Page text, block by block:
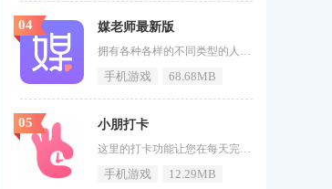
媒老师最新版
拥有各种各样的不同类型的人群都汇集在一起，多样化的软件功能，独特的视频聊天互动进行相亲，还有着专属的红娘全程陪同，让你不会因为找不到话题和把话题聊死而出现尴尬处境。《媒老师最新版》中每个用户都是实名认证，不存在照骗的现象出现，让你更清楚的认识你的另一半。媒老师最新版特色交友认识的让你的感情生活更加美好。线上可以分享自己的实时动态，体验生活，享受乐趣；线上进行互动，可以认识来自不同地区的用户，相亲更有效；视频直播进行相亲，聊天更加的真实，聊天更有乐趣；媒老师最新版亮
手机游戏 68.68MB
04
小朋打卡
这里的打卡功能让您在每天完成任务的过程中养成良好的生活习惯，这样您就可以彻底的摆脱以前懒散的生活方式了。《小朋打卡》为大家的生活提供管理制约服务的手机软件之中，让自己的每一天都可以过的充实。小朋打卡介绍小朋打卡app官方版，这个软件可以有效的帮助大家养成更多好习惯，这里为大家提供的是各种各样的任务，用户们需要完成任务，就要在线上打卡，用户们只要是打卡通过经获得很多的奖励。有了这个软件，就能够帮助用户更好的完成每天的任务，这样就能够更好的养成很多良好的习惯。这个平台为大家展
手机游戏 12.29MB
05